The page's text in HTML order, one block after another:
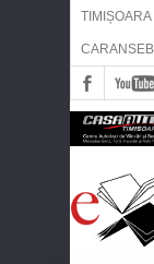
TIMIȘOARA